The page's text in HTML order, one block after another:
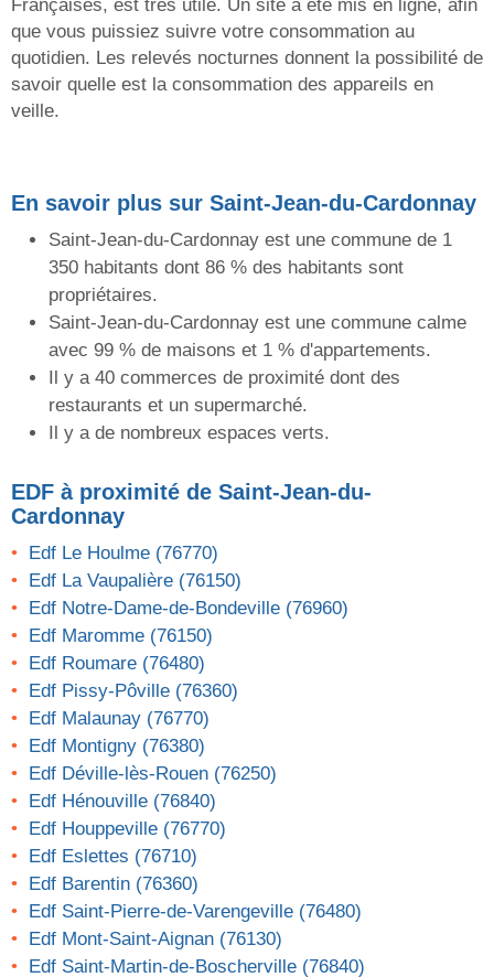
Françaises, est très utile. Un site a été mis en ligne, afin
que vous puissiez suivre votre consommation au
quotidien. Les relevés nocturnes donnent la possibilité de
savoir quelle est la consommation des appareils en
veille.
En savoir plus sur Saint-Jean-du-Cardonnay
Saint-Jean-du-Cardonnay est une commune de 1
350 habitants dont 86 % des habitants sont
propriétaires.
Saint-Jean-du-Cardonnay est une commune calme
avec 99 % de maisons et 1 % d'appartements.
Il y a 40 commerces de proximité dont des
restaurants et un supermarché.
Il y a de nombreux espaces verts.
EDF à proximité de Saint-Jean-du-
Cardonnay
Edf Le Houlme (76770)
Edf La Vaupalière (76150)
Edf Notre-Dame-de-Bondeville (76960)
Edf Maromme (76150)
Edf Roumare (76480)
Edf Pissy-Pôville (76360)
Edf Malaunay (76770)
Edf Montigny (76380)
Edf Déville-lès-Rouen (76250)
Edf Hénouville (76840)
Edf Houppeville (76770)
Edf Eslettes (76710)
Edf Barentin (76360)
Edf Saint-Pierre-de-Varengeville (76480)
Edf Mont-Saint-Aignan (76130)
Edf Saint-Martin-de-Boscherville (76840)